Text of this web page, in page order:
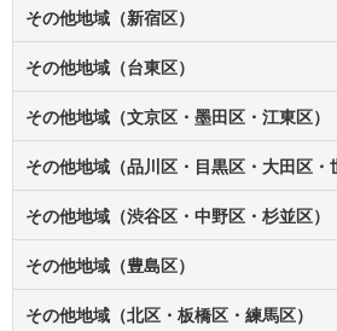
その他地域（新宿区）
その他地域（台東区）
その他地域（文京区・墨田区・江東区）
その他地域（渋谷区・中野区・杉並区）
その他地域（豊島区）
その他地域（北区・板橋区・練馬区）